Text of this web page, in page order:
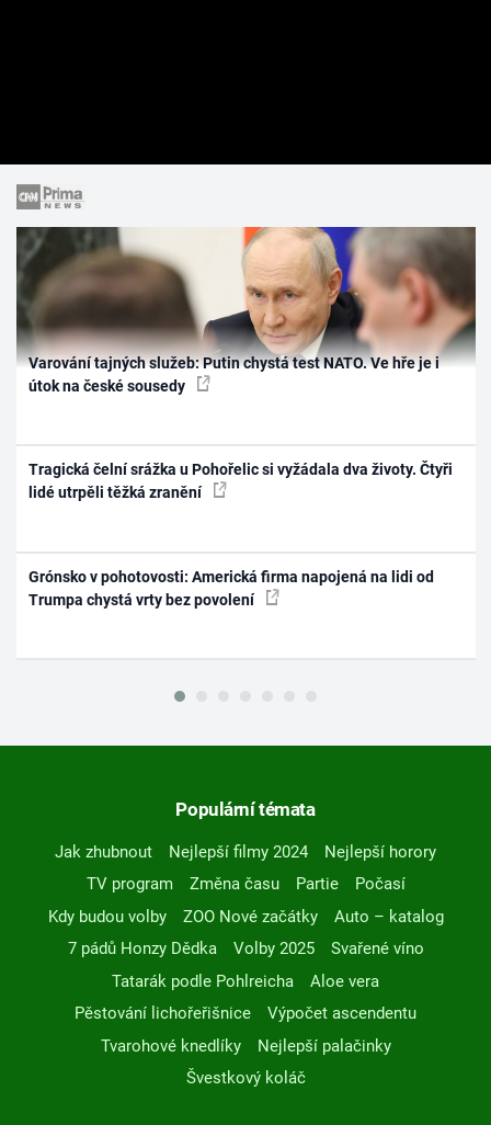
Varování tajných služeb: Putin chystá test NATO. Ve hře je i
útok na české sousedy
Tragická čelní srážka u Pohořelic si vyžádala dva životy. Čtyři
lidé utrpěli těžká zranění
Grónsko v pohotovosti: Americká firma napojená na lidi od
Trumpa chystá vrty bez povolení
Populární témata
Jak zhubnout Nejlepší filmy 2024
Nejlepší horory
TV program
Změna času Partie
Počasí
Kdy budou volby
ZOO Nové začátky
Auto – katalog
7 pádů Honzy Dědka
Volby 2025
Svařené víno
Tatarák podle Pohlreicha
Aloe vera
Pěstování lichořeřišnice
Výpočet ascendentu
Tvarohové knedlíky
Nejlepší palačinky
Švestkový koláč